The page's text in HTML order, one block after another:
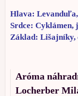
Hlava:
Srdce:
Základ: Lišajníky,
Aróma
Locherber